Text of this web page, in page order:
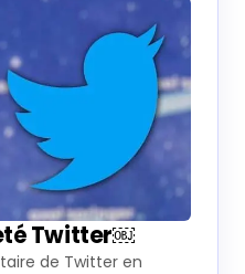
Twitter￼
de Twitter en